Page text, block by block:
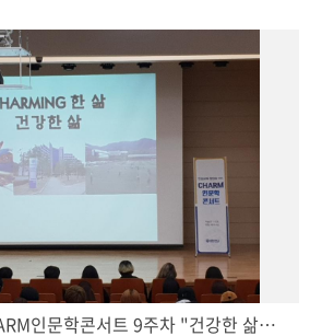
2018-2학기 CHARM인문학콘서트 9주차 "건강한 삶이란!-이연종(생활체육학과 교수)"